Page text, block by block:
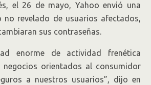
el 26 de mayo, Yahoo envió una
no revelado de usuarios afectados,
sus contraseñas.
enorme de actividad frenética
negocios orientados al consumidor
a nuestros usuarios”, dijo en